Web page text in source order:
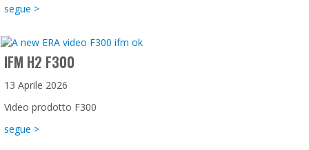
segue >about Isotta Fraschini Motori – Video istituzionale
IFM H2 F300
13 Aprile 2026
Video prodotto F300
segue >about IFM H2 F300